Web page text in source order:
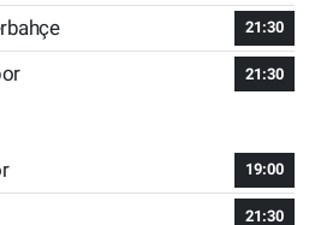
21:30
21:30
19:00
21:30